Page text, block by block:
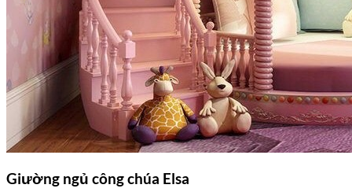
Giường ngủ công chúa Elsa